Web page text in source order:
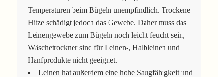
Temperaturen beim Bügeln unempfindlich. Trockene
Hitze schädigt jedoch das Gewebe. Daher muss das
Leinengewebe zum Bügeln noch leicht feucht sein,
Wäschetrockner sind für Leinen-, Halbleinen und
Hanfprodukte nicht geeignet.
Leinen hat außerdem eine hohe Saugfähigkeit und